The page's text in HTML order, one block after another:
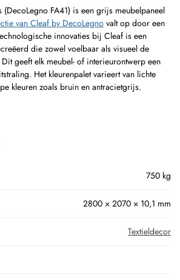
(DecoLegno FA41) is een grijs meubelpaneel
van Cleaf by DecoLegno valt op door een
innovaties bij Cleaf is een
die zowel voelbaar als visueel de
geeft elk meubel- of interieurontwerp een
Het kleurenpalet varieert van lichte
kleuren zoals bruin en antracietgrijs.
750 kg
2800 × 2070 × 10,1 mm
Textieldecor